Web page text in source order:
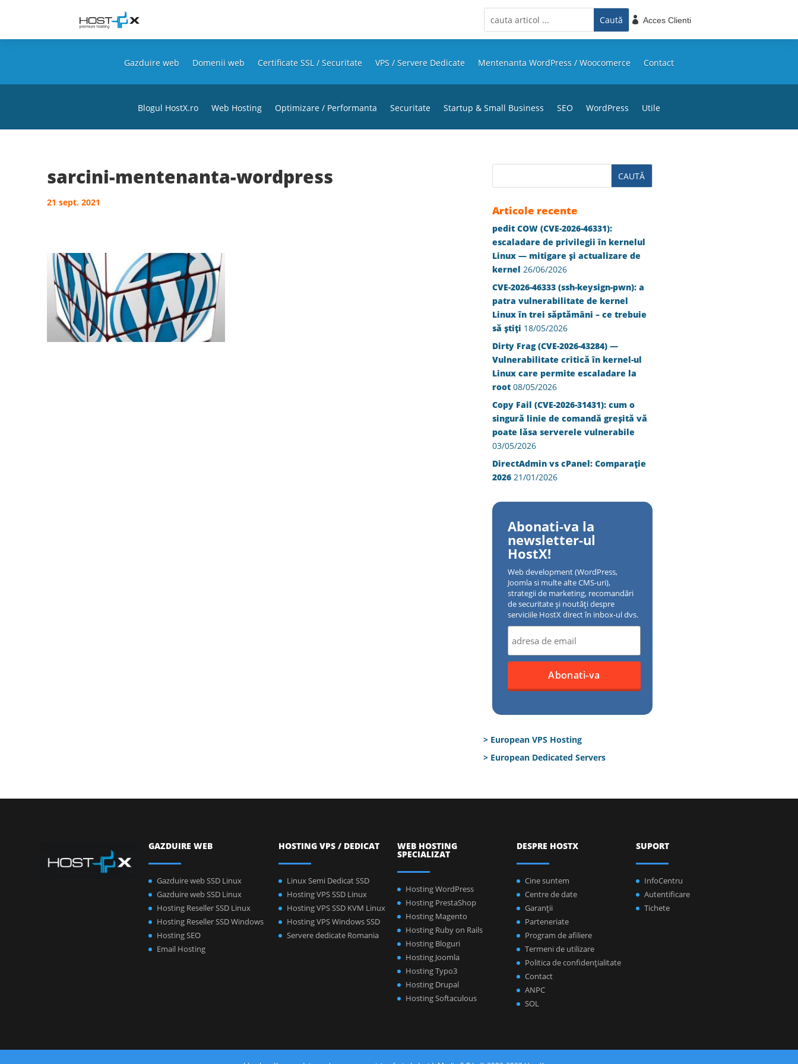
 Acces Clienti
Gazduire web Domenii web Certificate SSL / Securitate VPS / Servere Dedicate Mentenanta WordPress / Woocomerce Contact
Blogul HostX.ro Web Hosting Optimizare / Performanta Securitate Startup & Small Business SEO WordPress Utile
sarcini-mentenanta-wordpress
21 sept. 2021
Articole recente
pedit COW (CVE-2026-46331):
escaladare de privilegii în kernelul
Linux — mitigare și actualizare de
kernel 26/06/2026
CVE-2026-46333 (ssh-keysign-pwn): a
patra vulnerabilitate de kernel
Linux în trei săptămâni – ce trebuie
să știți 18/05/2026
Dirty Frag (CVE-2026-43284) —
Vulnerabilitate critică în kernel-ul
Linux care permite escaladare la
root 08/05/2026
Copy Fail (CVE-2026-31431): cum o
singură linie de comandă greșită vă
poate lăsa serverele vulnerabile
03/05/2026
DirectAdmin vs cPanel: Comparație
2026 21/01/2026
Abonati-va la
newsletter-ul
HostX!
Web development (WordPress,
Joomla si multe alte CMS-uri),
strategii de marketing, recomandări
de securitate și noutăți despre
serviciile HostX direct în inbox-ul dvs.
> European VPS Hosting
> European Dedicated Servers
GAZDUIRE WEB
Gazduire web SSD Linux
Gazduire web SSD Linux
Hosting Reseller SSD Linux
Hosting Reseller SSD Windows
Hosting SEO
Email Hosting
HOSTING VPS / DEDICAT
Linux Semi Dedicat SSD
Hosting VPS SSD Linux
Hosting VPS SSD KVM Linux
Hosting VPS Windows SSD
Servere dedicate Romania
WEB HOSTING
SPECIALIZAT
Hosting WordPress
Hosting PrestaShop
Hosting Magento
Hosting Ruby on Rails
Hosting Bloguri
Hosting Joomla
Hosting Typo3
Hosting Drupal
Hosting Softaculous
DESPRE HOSTX
Cine suntem
Centre de date
Garanţii
Parteneriate
Program de afiliere
Termeni de utilizare
Politica de confidenţialitate
Contact
ANPC
SOL
SUPORT
InfoCentru
Autentificare
Tichete